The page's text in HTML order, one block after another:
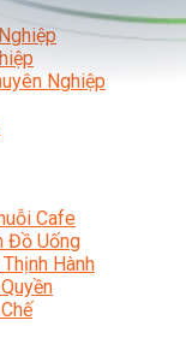
Nghiệp
Cafe
Đồ Uống
Hành